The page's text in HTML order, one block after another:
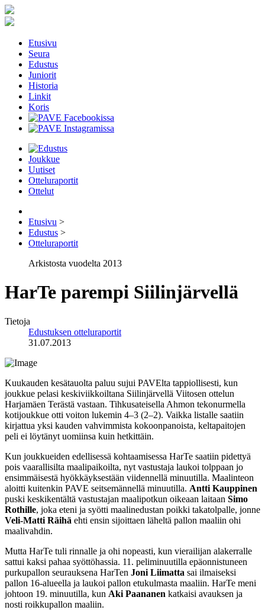
Etusivu
Seura
Edustus
Juniorit
Historia
Linkit
Koris
Joukkue
Uutiset
Otteluraportit
Ottelut
Etusivu >
Edustus >
Otteluraportit
Arkistosta vuodelta 2013
HarTe parempi Siilinjärvellä
Tietoja
Edustuksen otteluraportit
31.07.2013
Kuukauden kesätauolta paluu sujui PAVElta tappiollisesti, kun
joukkue pelasi keskiviikkoiltana Siilinjärvellä Viitosen ottelun
Harjamäen Terästä vastaan. Tihkusateisella Ahmon tekonurmella
kotijoukkue otti voiton lukemin 4–3 (2–2). Vaikka listalle saatiin
kirjattua yksi kauden vahvimmista kokoonpanoista, keltapaitojen
peli ei löytänyt uomiinsa kuin hetkittäin.
Kun joukkueiden edellisessä kohtaamisessa HarTe saatiin pidettyä
pois vaarallisilta maalipaikoilta, nyt vastustaja laukoi tolppaan jo
ensimmäisestä hyökkäyksestään viidennellä minuutilla. Maalinteon
aloitti kuitenkin PAVE seitsemännellä minuutilla. Antti Kauppinen
puski keskikentältä vastustajan maalipotkun oikeaan laitaan Simo
Rothille, joka eteni ja syötti maalinedustan poikki takatolpalle, jonne
Veli-Matti Räihä ehti ensin sijoittaen läheltä pallon maaliin ohi
maalivahdin.
Mutta HarTe tuli rinnalle ja ohi nopeasti, kun vierailijan alakerralle
sattui kaksi pahaa syöttöhassia. 11. peliminuutilla epäonnistuneen
purkupallon seurauksena HarTen Joni Liimatta sai ilmaiseksi
pallon 16-alueella ja laukoi pallon etukulmasta maaliin. HarTe meni
johtoon 19. minuutilla, kun Aki Paananen katkaisi avauksen ja
nosti roikkupallon maaliin.